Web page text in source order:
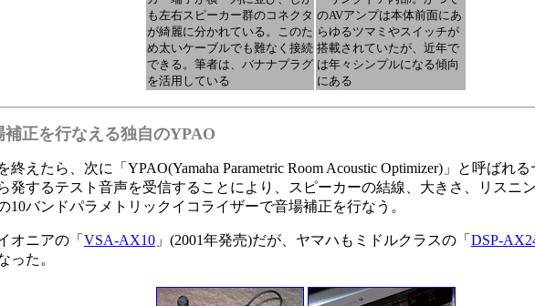
も左右スピーカー群のコネクタ
が綺麗に分かれている。このた
め太いケーブルでも難なく接続
できる。筆者は、バナナプラグ
を活用している
のAVアンプは本体前面にあ
らゆるツマミやスイッチが
搭載されていたが、近年で
は年々シンプルになる傾向
にある
正を行なえる独自のYPAO
えたら、次に「YPAO(Yamaha Parametric Room Acoustic Optimizer)」と呼ばれ
発するテスト音声を受信することにより、スピーカーの結線、大きさ、リスニ
10バンドパラメトリックイコライザーで音場補正を行なう。
オニアの「 VSA-AX10 」(2001年発売)だが、ヤマハもミドルクラスの「 DSP-
った。